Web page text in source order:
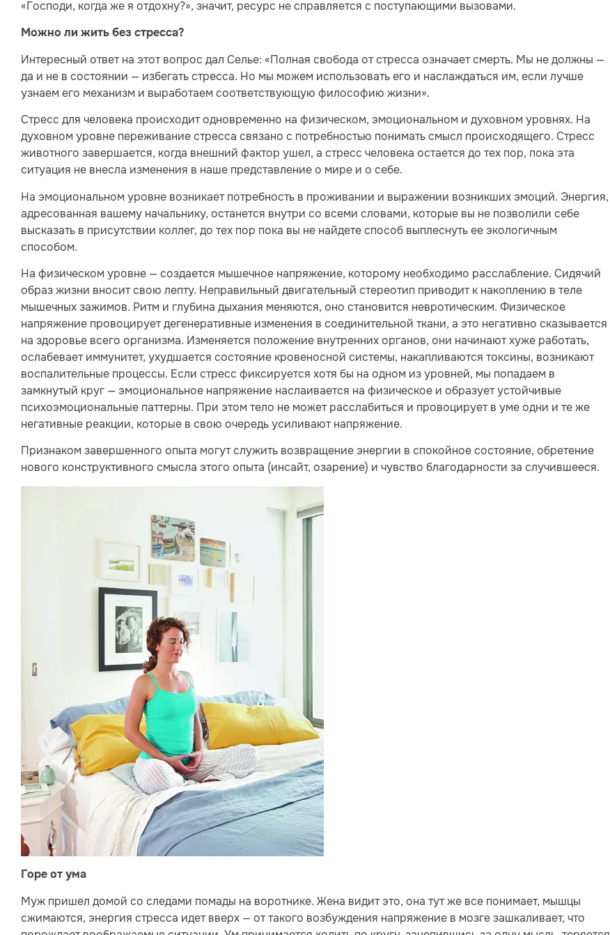
«Господи, когда же я отдохну?», значит, ресурс не справляется с поступающими вызовами.
Можно ли жить без стресса?
Интересный ответ на этот вопрос дал Селье: «Полная свобода от стресса означает смерть. Мы не должны —
да и не в состоянии — избегать стресса. Но мы можем использовать его и наслаждаться им, если лучше
узнаем его механизм и выработаем соответствующую философию жизни».
Стресс для человека происходит одновременно на физическом, эмоциональном и духовном уровнях. На
духовном уровне переживание стресса связано с потребностью понимать смысл происходящего. Стресс
животного завершается, когда внешний фактор ушел, а стресс человека остается до тех пор, пока эта
ситуация не внесла изменения в наше представление о мире и о себе.
На эмоциональном уровне возникает потребность в проживании и выражении возникших эмоций. Энергия,
адресованная вашему начальнику, останется внутри со всеми словами, которые вы не позволили себе
высказать в присутствии коллег, до тех пор пока вы не найдете способ выплеснуть ее экологичным
способом.
На физическом уровне — создается мышечное напряжение, которому необходимо расслабление. Сидячий
образ жизни вносит свою лепту. Неправильный двигательный стереотип приводит к накоплению в теле
мышечных зажимов. Ритм и глубина дыхания меняются, оно становится невротическим. Физическое
напряжение провоцирует дегенеративные изменения в соединительной ткани, а это негативно сказывается
на здоровье всего организма. Изменяется положение внутренних органов, они начинают хуже работать,
ослабевает иммунитет, ухудшается состояние кровеносной системы, накапливаются токсины, возникают
воспалительные процессы. Если стресс фиксируется хотя бы на одном из уровней, мы попадаем в
замкнутый круг — эмоциональное напряжение наслаивается на физическое и образует устойчивые
психоэмоциональные паттерны. При этом тело не может расслабиться и провоцирует в уме одни и те же
негативные реакции, которые в свою очередь усиливают напряжение.
Признаком завершенного опыта могут служить возвращение энергии в спокойное состояние, обретение
нового конструктивного смысла этого опыта (инсайт, озарение) и чувство благодарности за случившееся.
Горе от ума
Муж пришел домой со следами помады на воротнике. Жена видит это, она тут же все понимает, мышцы
сжимаются, энергия стресса идет вверх — от такого возбуждения напряжение в мозге зашкаливает, что